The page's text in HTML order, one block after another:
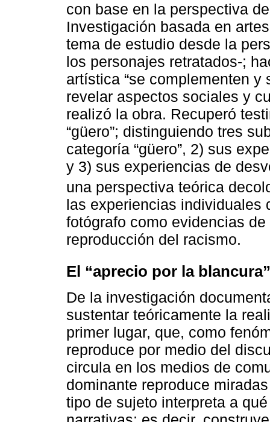
con base en la perspectiva
Investigación basada en
tema de estudio desde la
los personajes retratados-;
artística “se complementen y
revelar aspectos sociales y
realizó la obra. Recuperó
“güero”; distinguiendo tres
categoría “güero”, 2) sus
y 3) sus experiencias de
una perspectiva teórica
las experiencias individuales
fotógrafo como evidencias
reproducción del racismo.
El “aprecio por la
De la investigación
sustentar teóricamente la
primer lugar, que, como
reproduce por medio del
circula en los medios de
dominante reproduce
tipo de sujeto interpreta a